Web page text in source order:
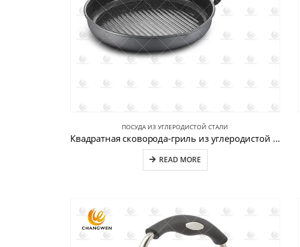
ПОСУДА ИЗ УГЛЕРОДИСТОЙ СТАЛИ
Квадратная сковорода-гриль из углеродистой стали CW-CS030
READ MORE